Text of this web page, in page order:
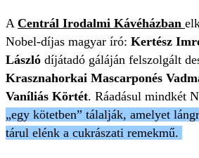
A Centrál Irodalmi Kávéházban
Nobel-díjas magyar író: Kertész
László díjátadó gáláján felszolgált
Krasznahorkai Mascarponés
Vaníliás Körtét. Ráadásul mindkét
„egy kötetben” tálalják, amelyet
tárul elénk a cukrászati remekmű.